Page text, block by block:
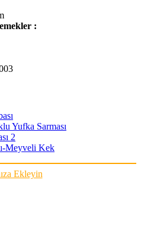
:
Yufka Sarması
2
Meyveli Kek
Ekleyin